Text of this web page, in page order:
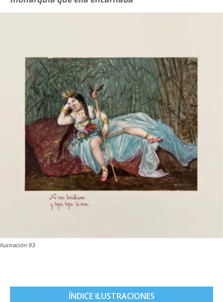
Ilustración 93
ÍNDICE ILUSTRACIONES